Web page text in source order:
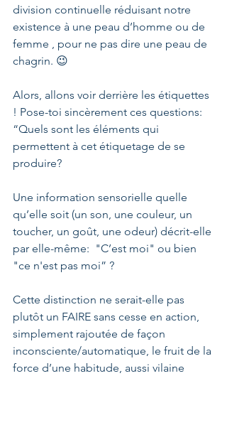
division continuelle réduisant notre
existence à une peau d’homme ou de
femme , pour ne pas dire une peau de
chagrin. 😉
Alors, allons voir derrière les étiquettes
! Pose-toi sincèrement ces questions:
“Quels sont les éléments qui
permettent à cet étiquetage de se
produire?
Une information sensorielle quelle
qu’elle soit (un son, une couleur, un
toucher, un goût, une odeur) décrit-elle
par elle-même:  "C’est moi" ou bien
"ce n'est pas moi” ?
Cette distinction ne serait-elle pas
plutôt un FAIRE sans cesse en action,
simplement rajoutée de façon
inconsciente/automatique, le fruit de la
force d’une habitude, aussi vilaine